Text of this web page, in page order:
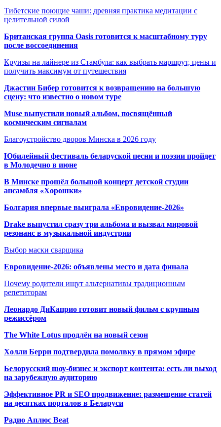
Тибетские поющие чаши: древняя практика медитации с
целительной силой
Британская группа Oasis готовится к масштабному туру
после воссоединения
Круизы на лайнере из Стамбула: как выбрать маршрут, цены и
получить максимум от путешествия
Джастин Бибер готовится к возвращению на большую
сцену: что известно о новом туре
Muse выпустили новый альбом, посвящённый
космическим сигналам
Благоустройство дворов Минска в 2026 году
Юбилейный фестиваль беларуской песни и поэзии пройдет
в Молодечно в июне
В Минске прошёл большой концерт детской студии
ансамбля «Хорошки»
Болгария впервые выиграла «Евровидение-2026»
Drake выпустил сразу три альбома и вызвал мировой
резонанс в музыкальной индустрии
Выбор маски сварщика
Евровидение-2026: объявлены место и дата финала
Почему родители ищут альтернативы традиционным
репетиторам
Леонардо ДиКаприо готовит новый фильм с крупным
режиссёром
The White Lotus продлён на новый сезон
Холли Берри подтвердила помолвку в прямом эфире
Белорусский шоу-бизнес и экспорт контента: есть ли выход
на зарубежную аудиторию
Эффективное PR и SEO продвижение: размещение статей
на десятках порталов в Беларуси
Радио Аплюс Beat